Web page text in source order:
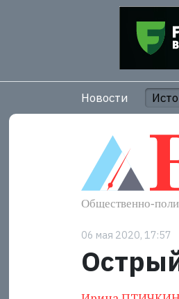
Новости
06 мая 2020, 17:57